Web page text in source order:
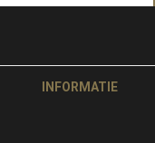
INFORMATIE